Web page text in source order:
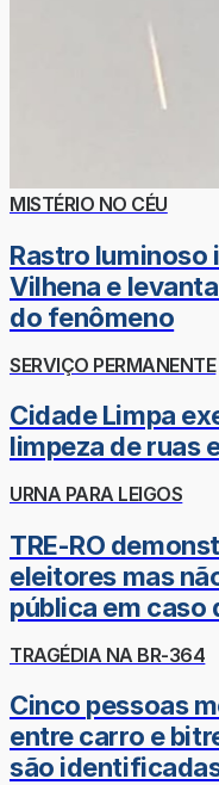
MISTÉRIO NO CÉU
Rastro
Vilhena e
do fenômeno
SERVIÇO PERMANENTE
Cidade Limpa
limpeza de ruas
URNA PARA LEIGOS
TRE-RO
eleitores mas
pública em caso
TRAGÉDIA NA BR-364
Cinco pessoas
entre carro e
são